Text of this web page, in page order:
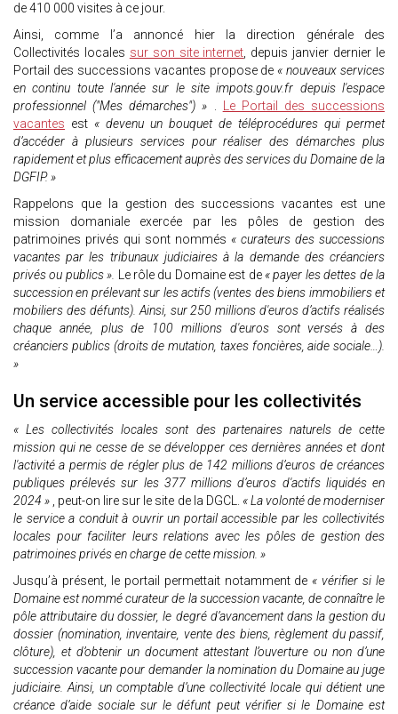
de 410 000 visites à ce jour.
Ainsi, comme l’a annoncé hier la direction générale des
Collectivités locales sur son site internet, depuis janvier dernier le
Portail des successions vacantes propose de « nouveaux services
en continu toute l'année sur le site impots.gouv.fr depuis l'espace
professionnel ("Mes démarches") » . Le Portail des successions
vacantes est « devenu un bouquet de téléprocédures qui permet
d’accéder à plusieurs services pour réaliser des démarches plus
rapidement et plus efficacement auprès des services du Domaine de la
DGFIP. »
Rappelons que la gestion des successions vacantes est une
mission domaniale exercée par les pôles de gestion des
patrimoines privés qui sont nommés « curateurs des successions
vacantes par les tribunaux judiciaires à la demande des créanciers
privés ou publics ». Le rôle du Domaine est de« payer les dettes de la
succession en prélevant sur les actifs (ventes des biens immobiliers et
mobiliers des défunts). Ainsi, sur 250 millions d'euros d’actifs réalisés
chaque année, plus de 100 millions d'euros sont versés à des
créanciers publics (droits de mutation, taxes foncières, aide sociale…).
»
Un service accessible pour les collectivités
« Les collectivités locales sont des partenaires naturels de cette
mission qui ne cesse de se développer ces dernières années et dont
l'activité a permis de régler plus de 142 millions d’euros de créances
publiques prélevés sur les 377 millions d’euros d'actifs liquidés en
2024 » , peut-on lire sur le site de la DGCL. « La volonté de moderniser
le service a conduit à ouvrir un portail accessible par les collectivités
locales pour faciliter leurs relations avec les pôles de gestion des
patrimoines privés en charge de cette mission. »
Jusqu’à présent, le portail permettait notamment de « vérifier si le
Domaine est nommé curateur de la succession vacante, de connaître le
pôle attributaire du dossier, le degré d’avancement dans la gestion du
dossier (nomination, inventaire, vente des biens, règlement du passif,
clôture), et d’obtenir un document attestant l’ouverture ou non d’une
succession vacante pour demander la nomination du Domaine au juge
judiciaire. Ainsi, un comptable d’une collectivité locale qui détient une
créance d’aide sociale sur le défunt peut vérifier si le Domaine est